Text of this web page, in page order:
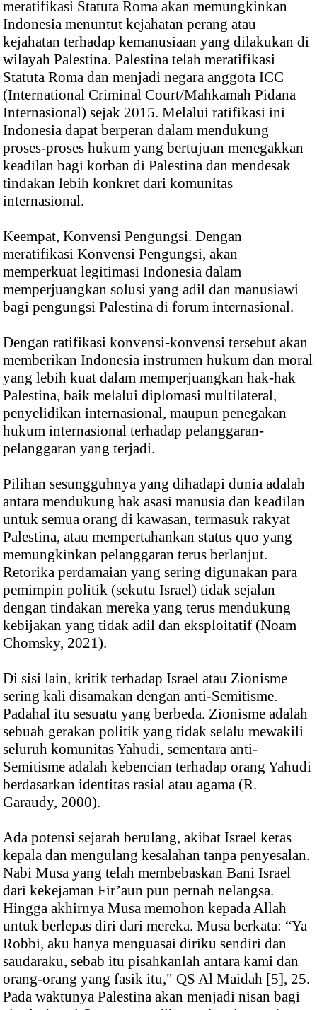
meratifikasi Statuta Roma akan memungkinkan
Indonesia menuntut kejahatan perang atau
kejahatan terhadap kemanusiaan yang dilakukan di
wilayah Palestina. Palestina telah meratifikasi
Statuta Roma dan menjadi negara anggota ICC
(International Criminal Court/Mahkamah Pidana
Internasional) sejak 2015. Melalui ratifikasi ini
Indonesia dapat berperan dalam mendukung
proses-proses hukum yang bertujuan menegakkan
keadilan bagi korban di Palestina dan mendesak
tindakan lebih konkret dari komunitas
internasional.
Keempat, Konvensi Pengungsi. Dengan
meratifikasi Konvensi Pengungsi, akan
memperkuat legitimasi Indonesia dalam
memperjuangkan solusi yang adil dan manusiawi
bagi pengungsi Palestina di forum internasional.
Dengan ratifikasi konvensi-konvensi tersebut akan
memberikan Indonesia instrumen hukum dan moral
yang lebih kuat dalam memperjuangkan hak-hak
Palestina, baik melalui diplomasi multilateral,
penyelidikan internasional, maupun penegakan
hukum internasional terhadap pelanggaran-
pelanggaran yang terjadi.
Pilihan sesungguhnya yang dihadapi dunia adalah
antara mendukung hak asasi manusia dan keadilan
untuk semua orang di kawasan, termasuk rakyat
Palestina, atau mempertahankan status quo yang
memungkinkan pelanggaran terus berlanjut.
Retorika perdamaian yang sering digunakan para
pemimpin politik (sekutu Israel) tidak sejalan
dengan tindakan mereka yang terus mendukung
kebijakan yang tidak adil dan eksploitatif (Noam
Chomsky, 2021).
Di sisi lain, kritik terhadap Israel atau Zionisme
sering kali disamakan dengan anti-Semitisme.
Padahal itu sesuatu yang berbeda. Zionisme adalah
sebuah gerakan politik yang tidak selalu mewakili
seluruh komunitas Yahudi, sementara anti-
Semitisme adalah kebencian terhadap orang Yahudi
berdasarkan identitas rasial atau agama (R.
Garaudy, 2000).
Ada potensi sejarah berulang, akibat Israel keras
kepala dan mengulang kesalahan tanpa penyesalan.
Nabi Musa yang telah membebaskan Bani Israel
dari kekejaman Fir’aun pun pernah nelangsa.
Hingga akhirnya Musa memohon kepada Allah
untuk berlepas diri dari mereka. Musa berkata: “Ya
Robbi, aku hanya menguasai diriku sendiri dan
saudaraku, sebab itu pisahkanlah antara kami dan
orang-orang yang fasik itu," QS Al Maidah [5], 25.
Pada waktunya Palestina akan menjadi nisan bagi